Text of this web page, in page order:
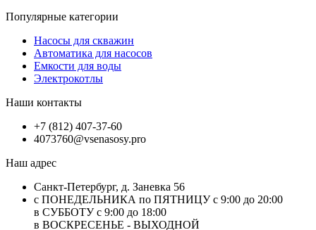
Популярные категории
Насосы для скважин
Автоматика для насосов
Емкости для воды
Электрокотлы
Наши контакты
+7 (812) 407-37-60
4073760@vsenasosy.pro
Наш адрес
Санкт-Петербург, д. Заневка 56
с ПОНЕДЕЛЬНИКА по ПЯТНИЦУ с 9:00 до 20:00
в СУББОТУ с 9:00 до 18:00
в ВОСКРЕСЕНЬЕ - ВЫХОДНОЙ